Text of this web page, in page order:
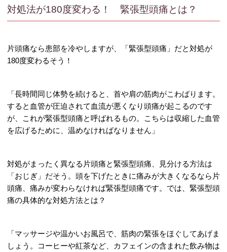
対処法が180度変わる！ 緊張型頭痛とは？
片頭痛なら患部を冷やしますが、「緊張型頭痛」だと対処が
180度変わるそう！
「長時間同じ体勢を続けると、首や肩の筋肉がこわばります。
すると血管が圧迫されて血流が悪くなり頭痛が起こるのです
が、これが緊張型頭痛と呼ばれるもの。こちらは収縮した血管
を広げるために、温めなければなりません」
対処がまったく異なる片頭痛と緊張型頭痛、見分ける方法は
「おじぎ」だそう。頭を下げたときに痛みが大きくなるなら片
頭痛、痛みが変わらなければ緊張型頭痛です。では、緊張型頭
痛の具体的な対処方法とは？
「マッサージや温かいお風呂で、筋肉の緊張をほぐしてあげま
しょう。コーヒーや紅茶など、カフェインの含まれた飲み物は